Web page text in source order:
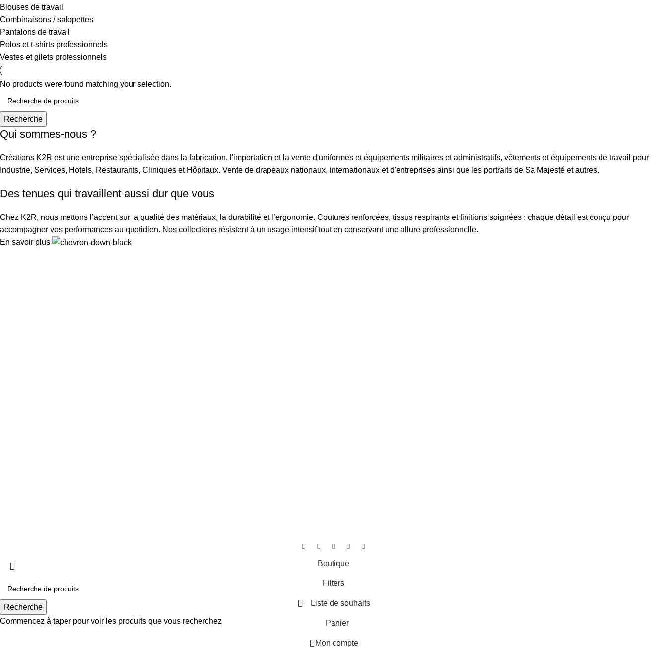
Blouses de travail
Combinaisons / salopettes
Pantalons de travail
Polos et t-shirts professionnels
Vestes et gilets professionnels
No products were found matching your selection.
Recherche
Qui sommes-nous ?
Créations K2R est une entreprise spécialisée dans la fabrication, l'importation et la vente d'uniformes et équipements militaires et administratifs, vêtements et équipements de travail pour
Industrie, Services, Hotels, Restaurants, Cliniques et Hôpitaux. Vente de drapeaux nationaux, internationaux et d'entreprises ainsi que les portraits de Sa Majesté et autres.
Des tenues qui travaillent aussi dur que vous
Chez K2R, nous mettons l’accent sur la qualité des matériaux, la durabilité et l’ergonomie. Coutures renforcées, tissus respirants et finitions soignées : chaque détail est conçu pour
accompagner vos performances au quotidien. Nos collections résistent à un usage intensif tout en conservant une allure professionnelle.
En savoir plus
Recherche
Commencez à taper pour voir les produits que vous recherchez
Boutique
Filters
Liste de souhaits
Panier
Mon compte